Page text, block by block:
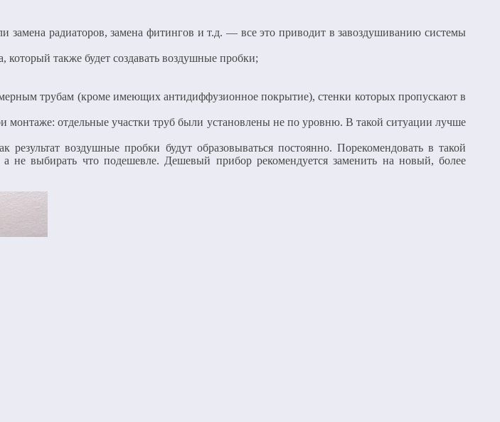
замена радиаторов, замена фитингов и т.д. — все это приводит в завоздушиванию системы
который также будет создавать воздушные пробки;
трубам (кроме имеющих антидиффузионное покрытие), стенки которых пропускают в
монтаже: отдельные участки труб были установлены не по уровню. В такой ситуации лучше
воздушные пробки будут образовываться постоянно. Порекомендовать в такой
не выбирать что подешевле. Дешевый прибор рекомендуется заменить на новый, более